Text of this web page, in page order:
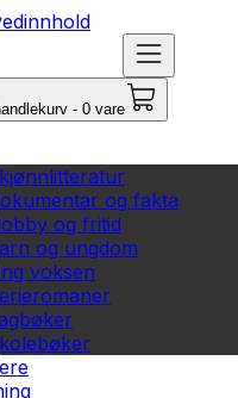
- 0 vare
og fakta
og fritid
og ungdom
voksen